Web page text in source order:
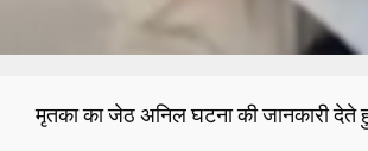
मृतका का जेठ अनिल घटना की जानकारी देते